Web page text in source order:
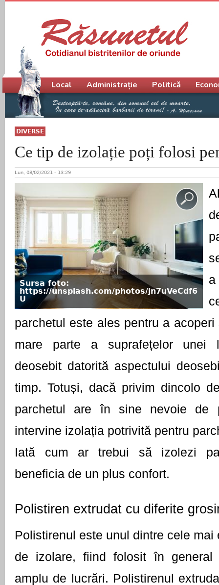
DIVERSE
Ce tip de izolație poți folosi
Lun, 08/02/2021 - 13:29
Sursa foto:
https://unsplash.com/photos/jn7uVeCdf6
U
parchetul este ales pentru a
mare parte a suprafețelor unei
deosebit datorită aspectului
timp. Totuși, dacă privim dincolo
parchetul are în sine nevoie de
intervine izolația potrivită pentru
Iată cum ar trebui să izolezi
beneficia de un plus confort.
Polistiren extrudat cu diferite
Polistirenul este unul dintre cele mai
de izolare, fiind folosit în general
amplu de lucrări. Polistirenul
Meniu principal
Local Administrație Politică